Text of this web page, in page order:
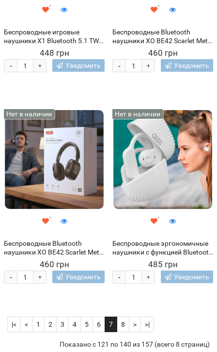
Беспроводные игровые
наушники X1 Bluetooth 5.1 TWS
с микрофоном, RGB
подстветкой в зарядном боксе
(205)
448 грн
+
- Уведомить
Беспроводные Bluetooth
наушники XO BE42 Scarlet Metal
Stand накладные с
микрофоном, Бежевый (AX)
460 грн
+
- Уведомить
Нет в наличии
Беспроводные Bluetooth
наушники XO BE42 Scarlet Metal
Stand накладные с
микрофоном, Черный (AX)
460 грн
+
- Уведомить
Нет в наличии
Беспроводные эргономичные
наушники с функцией Bluetooth
5.3 и пластиковым кейсом XO
G20 Белый (AX)
485 грн
+
- Уведомить
|< < 1 2 3 4 5 6 7 8 > >|
Показано с 121 по 140 из 157 (всего 8 страниц)